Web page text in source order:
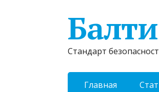
Стандарт
Главная